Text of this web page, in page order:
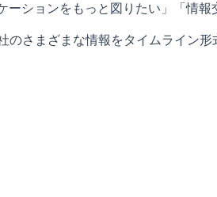
ションをもっと図りたい」「情
さまざまな情報をタイムライン